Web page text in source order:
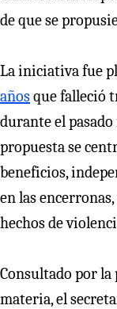
de que se
La iniciativa fue
añosque falleció
durante el
propuesta se
beneficios,
en las
hechos de
Consultado por la
materia, el